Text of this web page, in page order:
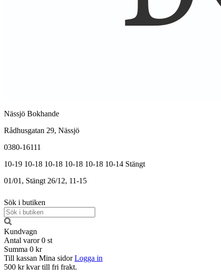
Nässjö Bokhande
Rådhusgatan 29, Nässjö
0380-16111
10-19 10-18 10-18 10-18 10-18 10-14 Stängt
01/01, Stängt 26/12, 11-15
Sök i butiken
Kundvagn
Antal varor 0 st
Summa 0 kr
Till kassan Mina sidor Logga in
500 kr kvar till fri frakt.